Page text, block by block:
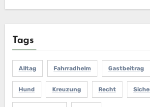
Tags
Alltag Fahrradhelm Gastbeitrag
Hund Kreuzung Recht